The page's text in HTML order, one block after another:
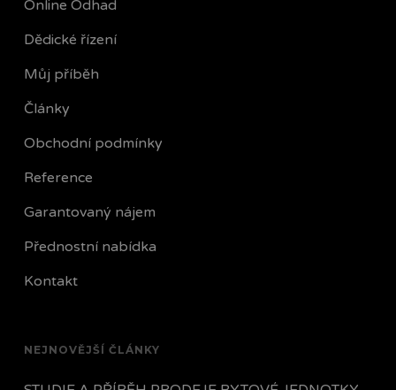
Online Odhad
Dědické řízení
Můj příběh
Články
Obchodní podmínky
Reference
Garantovaný nájem
Přednostní nabídka
Kontakt
NEJNOVĚJŠÍ ČLÁNKY